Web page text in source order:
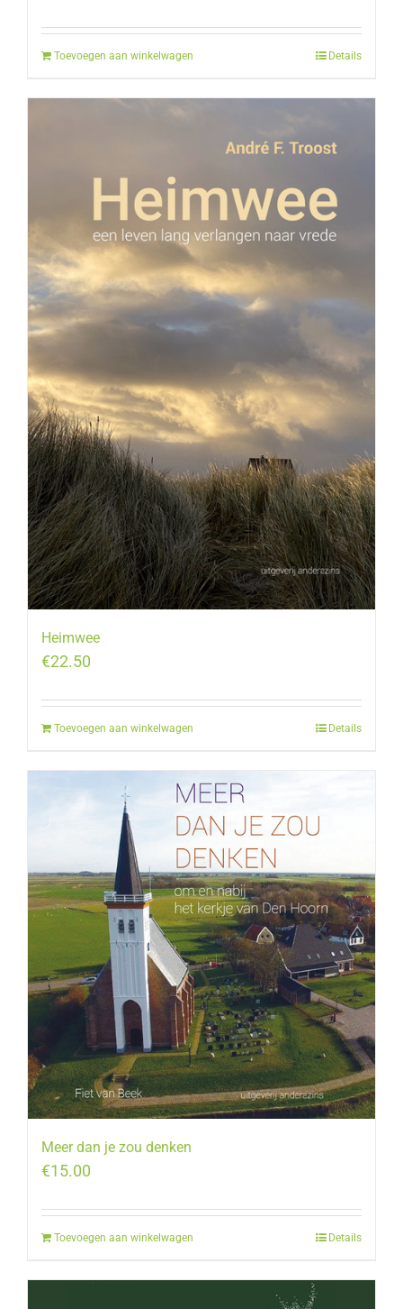
Toevoegen aan winkelwagen Details
Heimwee
€22.50
Toevoegen aan winkelwagen Details
Meer dan je zou denken
€15.00
Toevoegen aan winkelwagen Details